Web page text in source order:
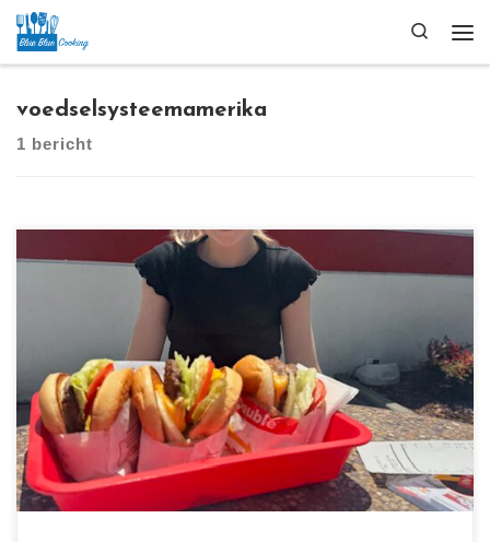
Ga naar inhoud
Search
voedselsysteemamerika
1 bericht
[…]